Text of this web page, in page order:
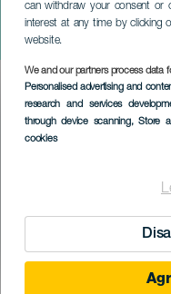
can withdraw your consent or
interest at any time by clicking
website.
We and our partners process data
Personalised advertising and
research and services
through device scanning, Store
cookies
Abián
pathétique
Imagen
Listado